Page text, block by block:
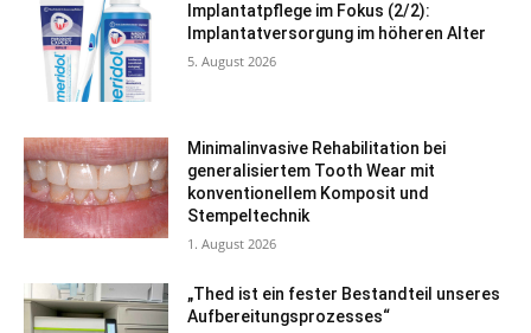
Implantatpflege im Fokus (2/2):
Implantatversorgung im höheren Alter
5. August 2026
Minimalinvasive Rehabilitation bei
generalisiertem Tooth Wear mit
konventionellem Komposit und
Stempeltechnik
1. August 2026
„Thed ist ein fester Bestandteil unseres
Aufbereitungsprozesses“